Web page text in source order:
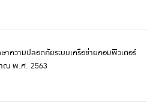
าความปลอดภัยระบบเครือข่ายคอมพิวเตอร์
ณ พ.ศ. 2563